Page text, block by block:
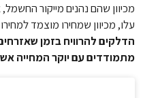
מכיוון שהם נהנים מייקור
עלו, מכיוון שמחירו מוצמד
הדלקים להרוויח בזמן
מתמודדים עם יוקר המחייה